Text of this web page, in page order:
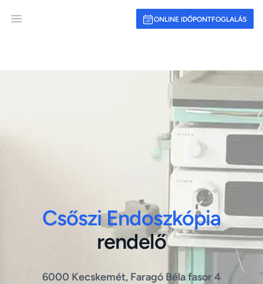
Open main menu ONLINE IDŐPONTFOGLALÁS
Csőszi Endoszkópia
rendelő
6000 Kecskemét, Faragó Béla fasor 4